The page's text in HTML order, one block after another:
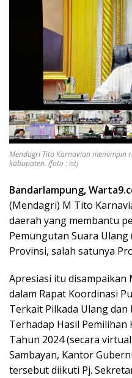
Mendagri Tito Karnavian memimpin
kabupaten. (foto : ist)
Bandarlampung,
(Mendagri) M Tito
daerah yang membantu
Pemungutan Suara Ulang
Provinsi, salah satunya
Apresiasi itu
dalam Rapat Koordinasi
Terkait Pilkada Ulang
Terhadap Hasil Pemilihan
Tahun 2024 (secara
Sambayan, Kantor
tersebut diikuti Pj.